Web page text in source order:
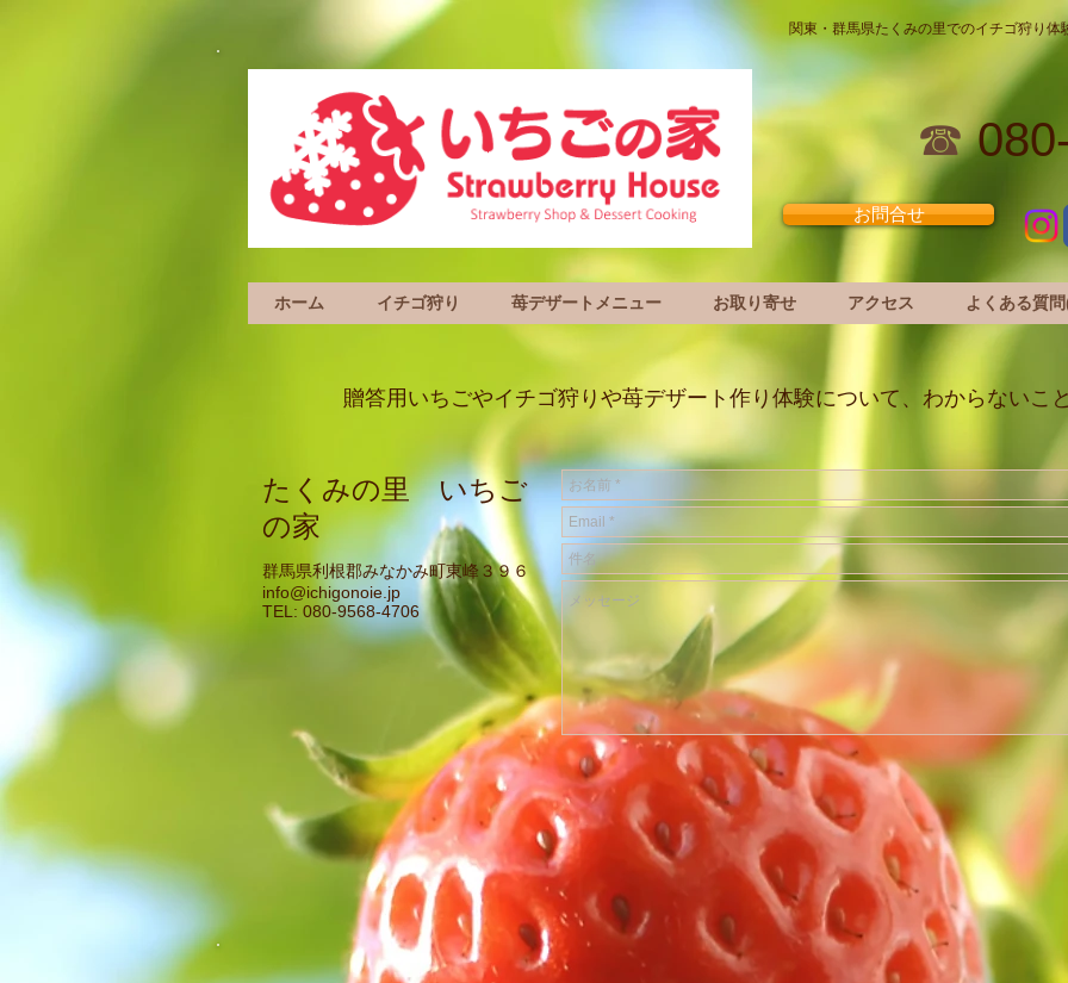
関東・群馬県たくみの里でのイチゴ狩り体
☎
お問合せ
ホーム イチゴ狩り 苺デザートメニュー お取り寄せ アクセス よくある質
贈答用いちごやイチゴ狩りや苺デザート作り体験について、わからないこ
たくみの里 いちご
の家
群馬県利根郡みなかみ町東峰３９６
info@ichigonoie.jp
TEL: 080-9568-4706